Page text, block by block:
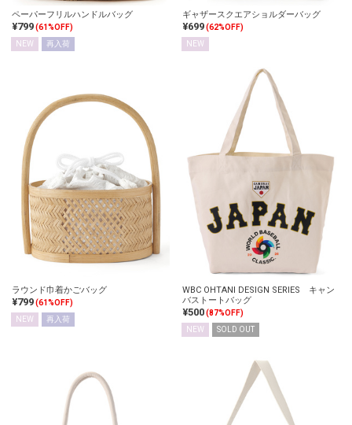
ペーパーフリルハンドルバッグ
¥799(61%OFF)
NEW
再入荷
ギャザースクエアショルダーバッグ
¥699(62%OFF)
NEW
ラウンド巾着かごバッグ
¥799(61%OFF)
NEW
再入荷
WBC OHTANI DESIGN SERIES キャン
バストートバッグ
¥500(87%OFF)
NEW
SOLD OUT